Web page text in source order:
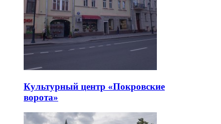
Культурный центр «Покровские
ворота»